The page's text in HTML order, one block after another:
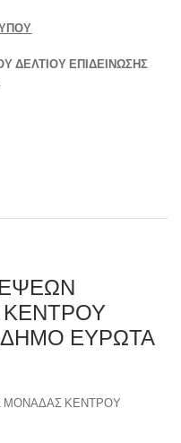
ΔΕΛΤΙΟΥ ΕΠΙΔΕΙΝΩΣΗΣ
ΕΥΡΩΤΑ
ΜΟΝΑΔΑΣ ΚΕΝΤΡΟΥ